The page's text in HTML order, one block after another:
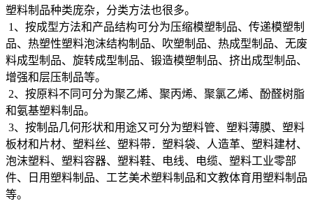
塑料制品种类庞杂，分类方法也很多。
1、按成型方法和产品结构可分为压缩模塑制品、传递模塑制
品、热塑性塑料泡沫结构制品、吹塑制品、热成型制品、无废
料成型制品、旋转成型制品、锻造模塑制品、挤出成型制品、
增强和层压制品等。
2、按原料不同可分为聚乙烯、聚丙烯、聚氯乙烯、酚醛树脂
和氨基塑料制品。
3、按制品几何形状和用途又可分为塑料管、塑料薄膜、塑料
板材和片材、塑料丝、塑料带．塑料袋、人造革、塑料建材、
泡沫塑料、塑料容器、塑料鞋、电线、电缆、塑料工业零部
件、日用塑料制品、工艺美术塑料制品和文教体育用塑料制品
等。